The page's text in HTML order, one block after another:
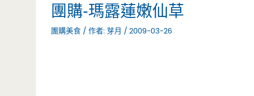
團購-瑪露蓮嫩仙草
團購美食 / 作者: 芽月 / 2009-03-26